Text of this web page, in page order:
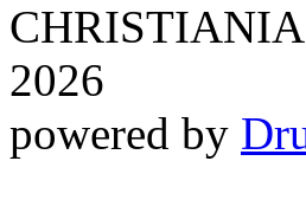
2026
powered by